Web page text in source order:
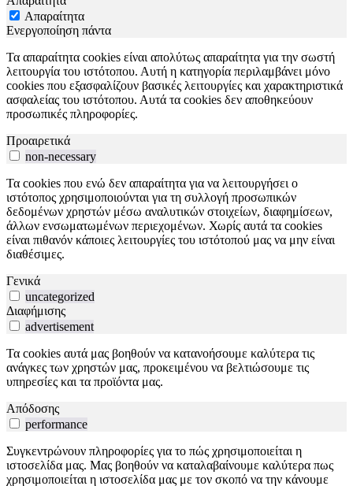
Απαραίτητα
Ενεργοποίηση πάντα
Τα απαραίτητα cookies είναι απολύτως απαραίτητα για την σωστή
λειτουργία του ιστότοπου. Αυτή η κατηγορία περιλαμβάνει μόνο
cookies που εξασφαλίζουν βασικές λειτουργίες και χαρακτηριστικά
ασφαλείας του ιστότοπου. Αυτά τα cookies δεν αποθηκεύουν
προσωπικές πληροφορίες.
Προαιρετικά
non-necessary
Τα cookies που ενώ δεν απαραίτητα για να λειτουργήσει ο
ιστότοπος χρησιμοποιούνται για τη συλλογή προσωπικών
δεδομένων χρηστών μέσω αναλυτικών στοιχείων, διαφημίσεων,
άλλων ενσωματωμένων περιεχομένων. Χωρίς αυτά τα cookies
είναι πιθανόν κάποιες λειτουργίες του ιστότοπού μας να μην είναι
διαθέσιμες.
Γενικά
uncategorized
Διαφήμισης
advertisement
Τα cookies αυτά μας βοηθούν να κατανοήσουμε καλύτερα τις
ανάγκες των χρηστών μας, προκειμένου να βελτιώσουμε τις
υπηρεσίες και τα προϊόντα μας.
Απόδοσης
performance
Συγκεντρώνουν πληροφορίες για το πώς χρησιμοποιείται η
ιστοσελίδα μας. Μας βοηθούν να καταλαβαίνουμε καλύτερα πως
χρησιμοποιείται η ιστοσελίδα μας με τον σκοπό να την κάνουμε